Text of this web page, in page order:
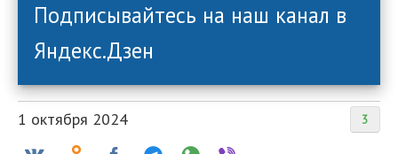
Подписывайтесь на наш канал в
Яндекс.Дзен
3
1 октября 2024